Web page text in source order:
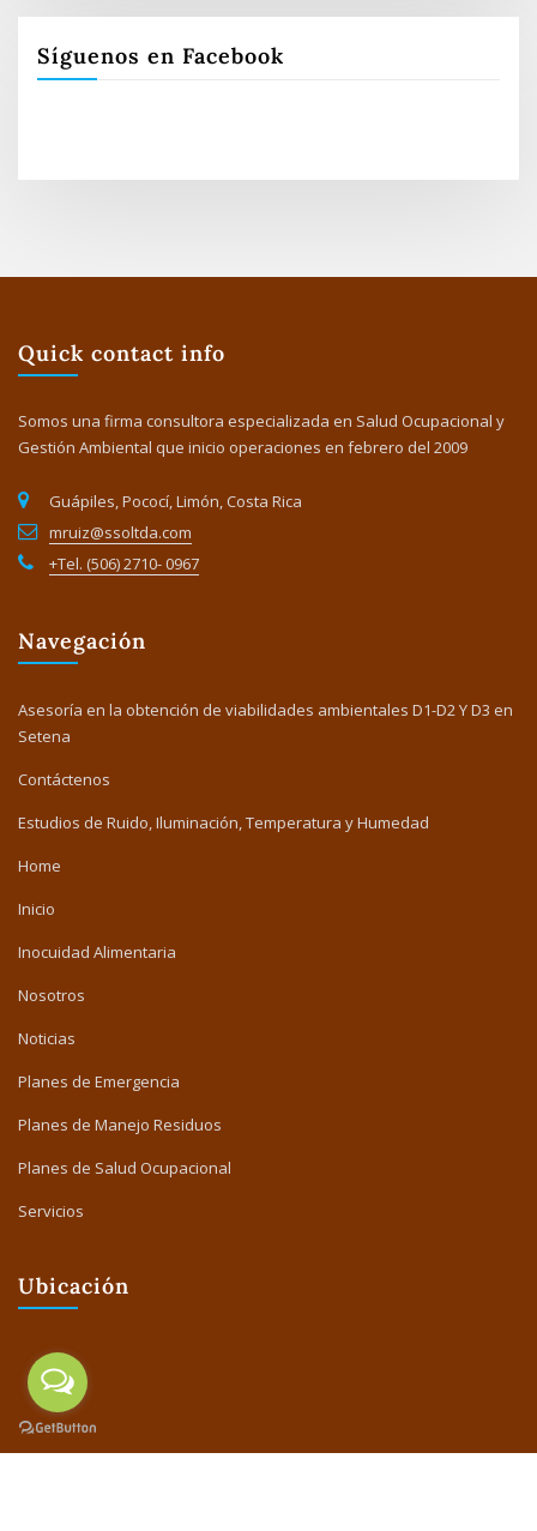
Síguenos en Facebook
Quick contact info
Somos una firma consultora especializada en Salud Ocupacional y
Gestión Ambiental que inicio operaciones en febrero del 2009
Guápiles, Pococí, Limón, Costa Rica
mruiz@ssoltda.com
+Tel. (506) 2710- 0967
Navegación
Asesoría en la obtención de viabilidades ambientales D1-D2 Y D3 en
Setena
Contáctenos
Estudios de Ruido, Iluminación, Temperatura y Humedad
Home
Inicio
Inocuidad Alimentaria
Nosotros
Noticias
Planes de Emergencia
Planes de Manejo Residuos
Planes de Salud Ocupacional
Servicios
Ubicación